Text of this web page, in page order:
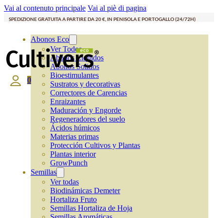
Vai al contenuto principale Vai al piè di pagina
SPEDIZIONE GRATUITA A PARTIRE DA 20 €, IN PENISOLA E PORTOGALLO (24/72H)
Abonos Eco
Ver Todos
Abonos Líquidos
Abonos Solidos
Bioestimulantes
Sustratos y decorativas
Correctores de Carencias
Enraizantes
Maduración y Engorde
Regeneradores del suelo
Ácidos húmicos
Materias primas
Protección Cultivos y Plantas
Plantas interior
GrowPunch
Semillas
Ver todas
Biodinámicas Demeter
Hortaliza Fruto
Semillas Hortaliza de Hoja
0